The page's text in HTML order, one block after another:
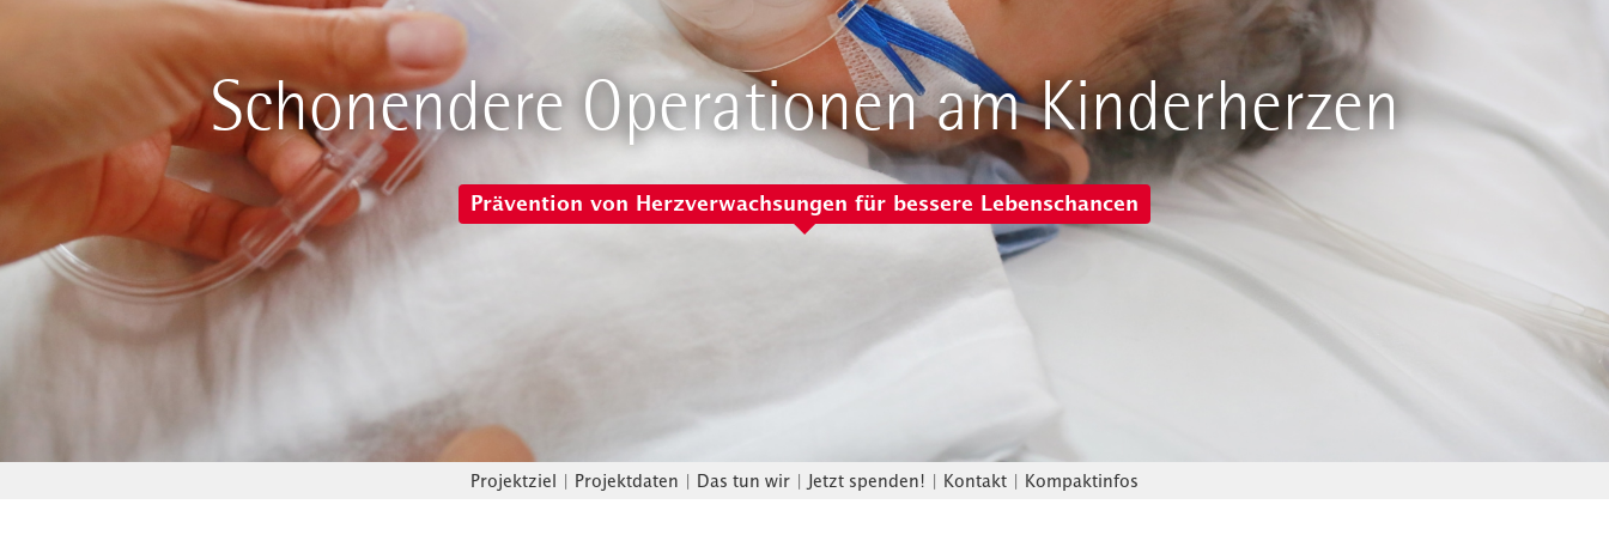
Schonendere Operationen am Kinderherzen
Prävention von Herzverwachsungen für bessere Lebenschancen
Projektziel | Projektdaten | Das tun wir | Jetzt spenden! | Kontakt | Kompaktinfos